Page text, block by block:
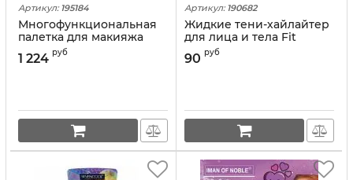
Артикул: 195184
Многофункциональная
палетка для макияжа
Christian Dior "Dior
Backstage Glow Face" 10g
1 224 руб
Артикул: 190682
Жидкие тени-хайлайтер
для лица и тела Fit
Colors "Liquid Lips & Eyes"
90 руб